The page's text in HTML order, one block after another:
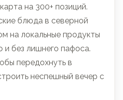
на 300+ позиций.
блюда в северной
на локальные продукты
и без лишнего пафоса.
передохнуть в
неспешный вечер с